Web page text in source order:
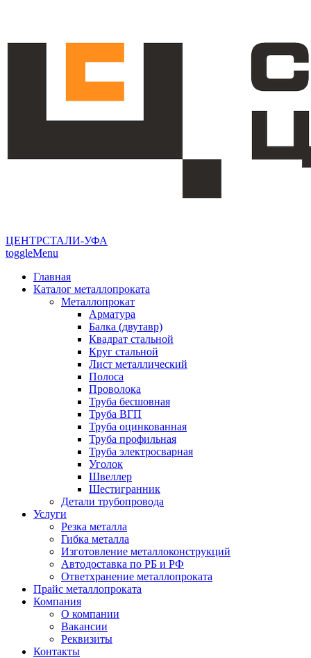
ЦЕНТРСТАЛИ-УФА
toggleMenu
Главная
Каталог металлопроката
Металлопрокат
Арматура
Балка (двутавр)
Квадрат стальной
Круг стальной
Лист металлический
Полоса
Проволока
Труба бесшовная
Труба ВГП
Труба оцинкованная
Труба профильная
Труба электросварная
Уголок
Швеллер
Шестигранник
Детали трубопровода
Услуги
Резка металла
Гибка металла
Изготовление металлоконструкций
Автодоставка по РБ и РФ
Ответхранение металлопроката
Прайс металлопроката
Компания
О компании
Вакансии
Реквизиты
Контакты